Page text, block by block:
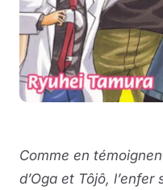
Comme en
d’Oga et Tôjô,